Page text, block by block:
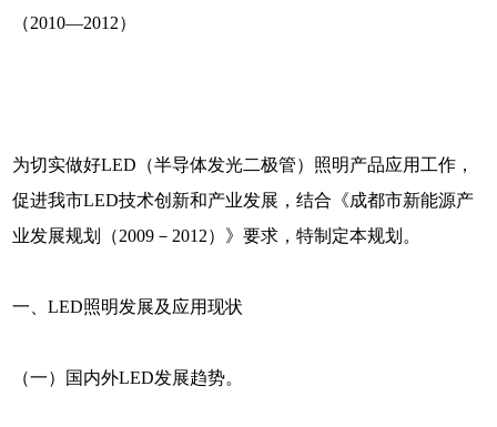
（2010—2012）
为切实做好LED（半导体发光二极管）照明产品应用工作，
促进我市LED技术创新和产业发展，结合《成都市新能源产
业发展规划（2009－2012）》要求，特制定本规划。
一、LED照明发展及应用现状
（一）国内外LED发展趋势。